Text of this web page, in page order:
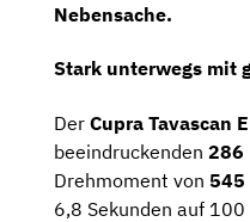
Nebensache.
Stark unterwegs mit
Der Cupra Tavascan
beeindruckenden 286
Drehmoment von 545
6,8 Sekunden auf